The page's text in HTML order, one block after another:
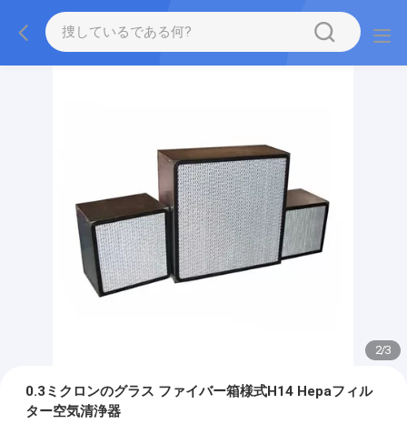
2/3
0.3ミクロンのグラス ファイバー箱様式H14 Hepaフィル
ター空気清浄器